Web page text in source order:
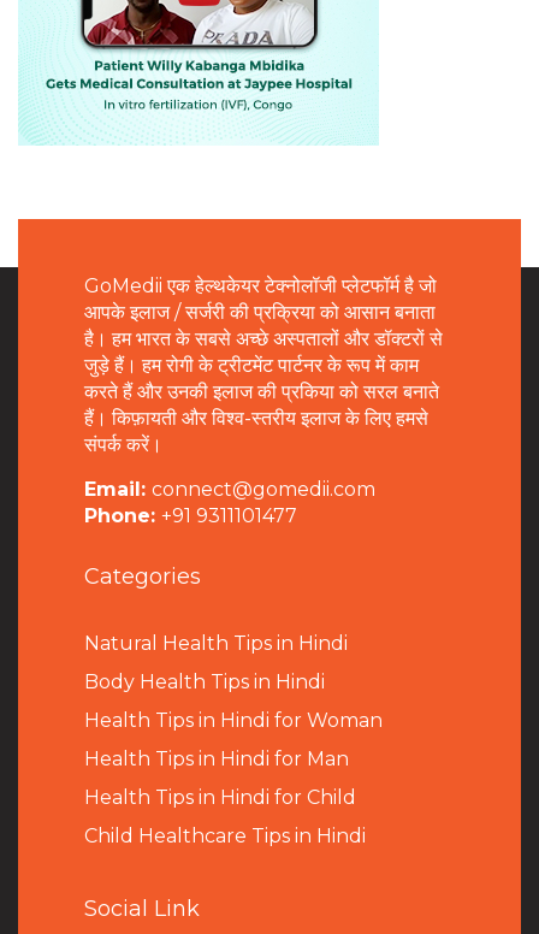
GoMedii एक हेल्थकेयर टेक्नोलॉजी प्लेटफॉर्म है जो
आपके इलाज / सर्जरी की प्रक्रिया को आसान बनाता
है। हम भारत के सबसे अच्छे अस्पतालों और डॉक्टरों से
जुड़े हैं। हम रोगी के ट्रीटमेंट पार्टनर के रूप में काम
करते हैं और उनकी इलाज की प्रकिया को सरल बनाते
हैं। किफ़ायती और विश्व-स्तरीय इलाज के लिए हमसे
संपर्क करें।
Email: connect@gomedii.com
Phone: +91 9311101477
Categories
Natural Health Tips in Hindi
Body Health Tips in Hindi
Health Tips in Hindi for Woman
Health Tips in Hindi for Man
Health Tips in Hindi for Child
Child Healthcare Tips in Hindi
Social Link